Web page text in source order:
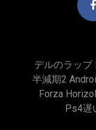
デルのラップ
半減期2
Forza
Ps4遅